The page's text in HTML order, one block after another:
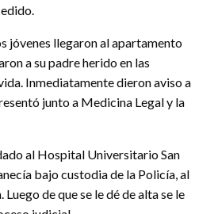
jóvenes llegaron al apartamento
a su padre herido en las
Inmediatamente dieron aviso a
junto a Medicina Legal y la
al Hospital Universitario San
bajo custodia de la Policía, al
de que se le dé de alta se le